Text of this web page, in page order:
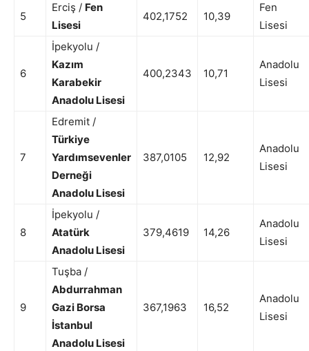
5
Erciş / Fen
Lisesi
402,1752 10,39
Fen
Lisesi
6
İpekyolu /
Kazım
Karabekir
Anadolu Lisesi
400,2343 10,71
Anadolu
Lisesi
7
Edremit /
Türkiye
Yardımsevenler
Derneği
Anadolu Lisesi
387,0105 12,92
Anadolu
Lisesi
8
İpekyolu /
Atatürk
Anadolu Lisesi
379,4619 14,26
Anadolu
Lisesi
9
Tuşba /
Abdurrahman
Gazi Borsa
İstanbul
Anadolu Lisesi
367,1963 16,52
Anadolu
Lisesi